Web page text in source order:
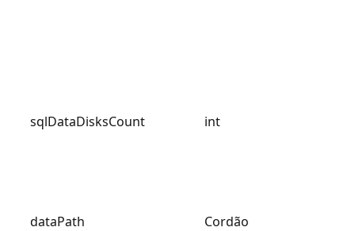
sqlDataDisksCount int
dataPath Cordão